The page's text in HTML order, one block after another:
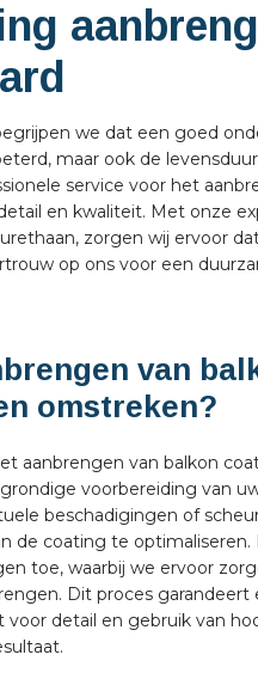
we dat een goed
maar ook de
service voor het
en kwaliteit. Met onze
zorgen wij ervoor
op ons voor een
van
omstreken?
aanbrengen van balkon
voorbereiding van
beschadigingen of
de coating te optimaliseren.
toe, waarbij we ervoor
Dit proces
voor detail en gebruik van